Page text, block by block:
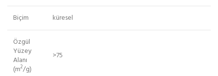
Biçim küresel
Özgül
Yüzey
Alanı
(m2/g)
>75